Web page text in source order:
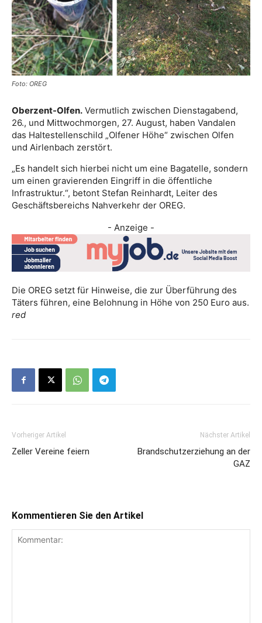
Foto: OREG
Oberzent-Olfen. Vermutlich zwischen Dienstagabend,
26., und Mittwochmorgen, 27. August, haben Vandalen
das Haltestellenschild „Olfener Höhe“ zwischen Olfen
und Airlenbach zerstört.
„Es handelt sich hierbei nicht um eine Bagatelle, sondern
um einen gravierenden Eingriff in die öffentliche
Infrastruktur.“, betont Stefan Reinhardt, Leiter des
Geschäftsbereichs Nahverkehr der OREG.
- Anzeige -
Die OREG setzt für Hinweise, die zur Überführung des
Täters führen, eine Belohnung in Höhe von 250 Euro aus.
red
Vorheriger Artikel
Zeller Vereine feiern
Nächster Artikel
Brandschutzerziehung an der
GAZ
Kommentieren Sie den Artikel